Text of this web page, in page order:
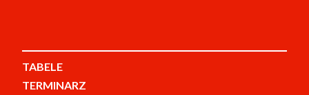
TABELE
TERMINARZ